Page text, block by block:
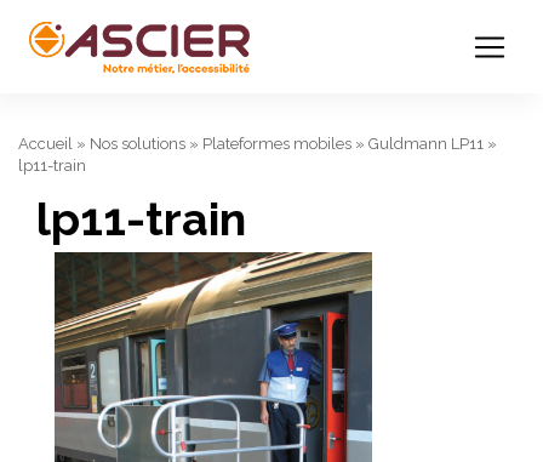
Accueil » Nos solutions » Plateformes mobiles » Guldmann LP11 »
lp11-train
lp11-train